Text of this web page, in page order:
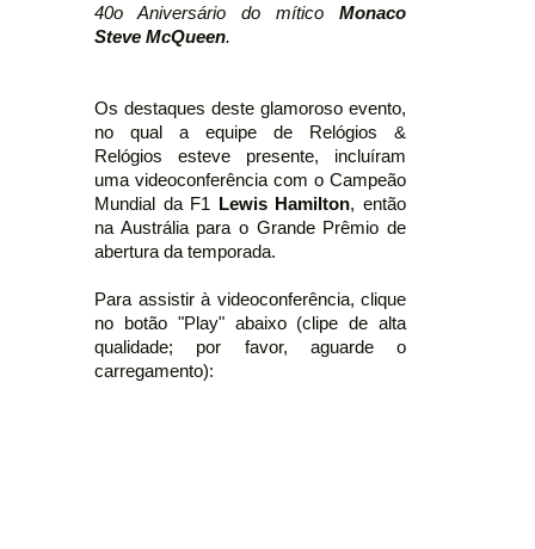
40o Aniversário do mítico Monaco
Steve McQueen.
Os destaques deste glamoroso evento,
no qual a equipe de Relógios &
Relógios esteve presente, incluíram
uma videoconferência com o Campeão
Mundial da F1 Lewis Hamilton, então
na Austrália para o Grande Prêmio de
abertura da temporada.
Para assistir à videoconferência, clique
no botão "Play" abaixo (clipe de alta
qualidade; por favor, aguarde o
carregamento):